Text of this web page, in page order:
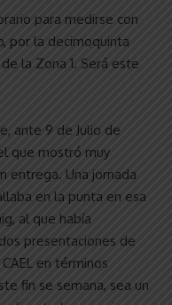
para medirse con
por la decimoquinta
la Zona 1. Será este
ante 9 de Julio de
que mostró muy
entrega. Una jornada
en la punta en esa
al que había
presentaciones de
en términos
fin se semana, sea un